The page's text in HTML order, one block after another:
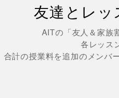
友達とレ
AITの「友人＆家族
各レッス
合計の授業料を追加のメンバ